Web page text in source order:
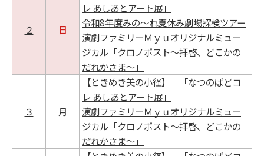
２ 日
レ あしあとアート展」
令和8年度みの～れ夏休み劇場探検ツアー
演劇ファミリーＭｙｕオリジナルミュー
ジカル「クロノポスト～拝啓、どこかの
だれかさま～」
３ 月
【ときめき美の小径】 「なつのばどコ
レ あしあとアート展」
演劇ファミリーＭｙｕオリジナルミュー
ジカル「クロノポスト～拝啓、どこかの
だれかさま～」